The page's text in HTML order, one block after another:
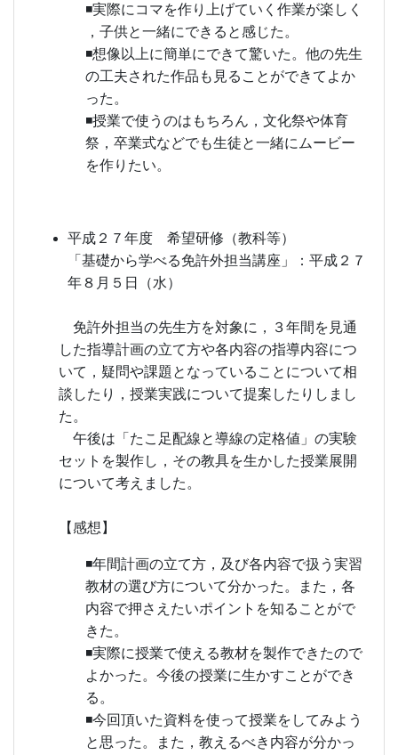
◾実際にコマを作り上げていく作業が楽しく
，子供と一緒にできると感じた。
◾想像以上に簡単にできて驚いた。他の先生
の工夫された作品も見ることができてよか
った。
◾授業で使うのはもちろん，文化祭や体育
祭，卒業式などでも生徒と一緒にムービー
を作りたい。
平成２７年度 希望研修（教科等）
「基礎から学べる免許外担当講座」：平成２７
年８月５日（水）
免許外担当の先生方を対象に，３年間を見通
した指導計画の立て方や各内容の指導内容につ
いて，疑問や課題となっていることについて相
談したり，授業実践について提案したりしまし
た。
午後は「たこ足配線と導線の定格値」の実験
セットを製作し，その教具を生かした授業展開
について考えました。
【感想】
◾年間計画の立て方，及び各内容で扱う実習
教材の選び方について分かった。また，各
内容で押さえたいポイントを知ることがで
きた。
◾実際に授業で使える教材を製作できたので
よかった。今後の授業に生かすことができ
る。
◾今回頂いた資料を使って授業をしてみよう
と思った。また，教えるべき内容が分かっ